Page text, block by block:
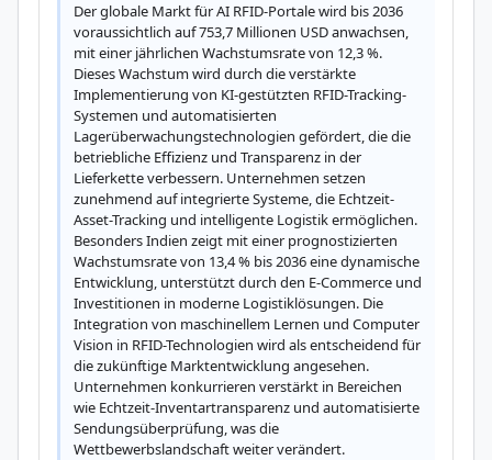
Der globale Markt für AI RFID-Portale wird bis 2036
voraussichtlich auf 753,7 Millionen USD anwachsen,
mit einer jährlichen Wachstumsrate von 12,3 %.
Dieses Wachstum wird durch die verstärkte
Implementierung von KI-gestützten RFID-Tracking-
Systemen und automatisierten
Lagerüberwachungstechnologien gefördert, die die
betriebliche Effizienz und Transparenz in der
Lieferkette verbessern. Unternehmen setzen
zunehmend auf integrierte Systeme, die Echtzeit-
Asset-Tracking und intelligente Logistik ermöglichen.
Besonders Indien zeigt mit einer prognostizierten
Wachstumsrate von 13,4 % bis 2036 eine dynamische
Entwicklung, unterstützt durch den E-Commerce und
Investitionen in moderne Logistiklösungen. Die
Integration von maschinellem Lernen und Computer
Vision in RFID-Technologien wird als entscheidend für
die zukünftige Marktentwicklung angesehen.
Unternehmen konkurrieren verstärkt in Bereichen
wie Echtzeit-Inventartransparenz und automatisierte
Sendungsüberprüfung, was die
Wettbewerbslandschaft weiter verändert.